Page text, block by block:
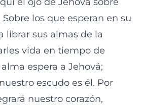
los que esperan en su
librar sus almas de la
vida en tiempo de
espera a Jehová;
escudo es él. Por
nuestro corazón,